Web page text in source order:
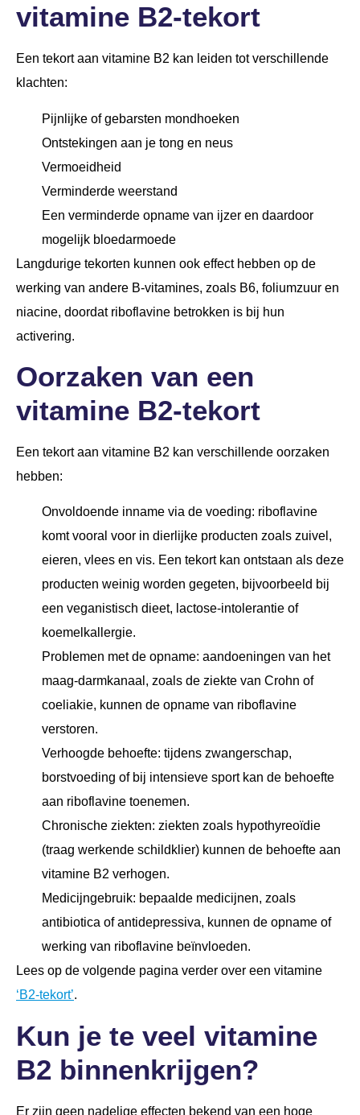
vitamine B2-tekort
Een tekort aan vitamine B2 kan leiden tot verschillende
klachten:
Pijnlijke of gebarsten mondhoeken
Ontstekingen aan je tong en neus
Vermoeidheid
Verminderde weerstand
Een verminderde opname van ijzer en daardoor
mogelijk bloedarmoede
Langdurige tekorten kunnen ook effect hebben op de
werking van andere B-vitamines, zoals B6, foliumzuur en
niacine, doordat riboflavine betrokken is bij hun
activering.
Oorzaken van een
vitamine B2-tekort
Een tekort aan vitamine B2 kan verschillende oorzaken
hebben:
Onvoldoende inname via de voeding: riboflavine
komt vooral voor in dierlijke producten zoals zuivel,
eieren, vlees en vis. Een tekort kan ontstaan als deze
producten weinig worden gegeten, bijvoorbeeld bij
een veganistisch dieet, lactose-intolerantie of
koemelkallergie.
Problemen met de opname: aandoeningen van het
maag-darmkanaal, zoals de ziekte van Crohn of
coeliakie, kunnen de opname van riboflavine
verstoren.
Verhoogde behoefte: tijdens zwangerschap,
borstvoeding of bij intensieve sport kan de behoefte
aan riboflavine toenemen.
Chronische ziekten: ziekten zoals hypothyreoïdie
(traag werkende schildklier) kunnen de behoefte aan
vitamine B2 verhogen.
Medicijngebruik: bepaalde medicijnen, zoals
antibiotica of antidepressiva, kunnen de opname of
werking van riboflavine beïnvloeden.
Lees op de volgende pagina verder over een vitamine
‘B2-tekort’.
Kun je te veel vitamine
B2 binnenkrijgen?
Er zijn geen nadelige effecten bekend van een hoge